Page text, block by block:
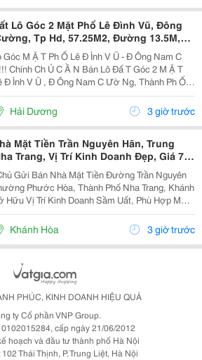
Lô Góc 2 Mặt Phố Lê Đình Vũ, Đông
Tp Hd, 57.25M2, Đường 13.5M,
Góc M Ặ T Ph Ố Lê Đ Ình V Ũ - Đ Ông Nam C
M Ặ T
Đ Ình V Ũ , Đ Ông Nam C Ườ Ng, Thành Ph Ố H
H Ướ Ng Tây, Tây B
Hải Dương 3 giờ trước
Mặt Tiền Trần Nguyên Hãn, Trung
Trang, Vị Trí Kinh Doanh Đẹp, Giá 7,4
Gửi Bán Nhà Mặt Tiền Đường Trần Nguyên
Phước Hòa, Thành Phố Nha Trang, Khánh
Hữu Vị Trí Kinh Doanh Sầm Uất, Phù Hợp Mở
Văn Phòng, Showroom Hoặc Đầu Tư Cho
Thuê Lâu Dài. Thông Tin Chi Tiết. - Địa Chỉ: Số...
Khánh Hòa 3 giờ trước
PHÚC, KINH DOANH HIỆU QUẢ
ty Cổ phần VNP Group.
0102015284, cấp ngày 21/06/2012
hoạch và đầu tư thành phố Hà Nội
Thái Thịnh, P. Trung Liệt, Hà Nội